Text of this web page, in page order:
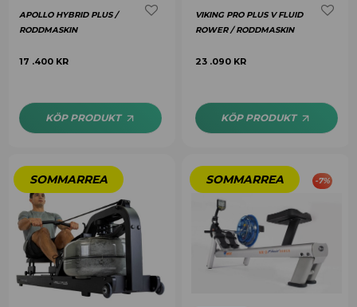
APOLLO HYBRID PLUS /
RODDMASKIN
17 .400 KR
KÖP PRODUKT
VIKING PRO PLUS V FLUID
ROWER / RODDMASKIN
23 .090 KR
KÖP PRODUKT
-7%